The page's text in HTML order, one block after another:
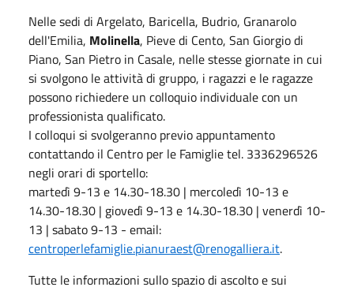
Nelle sedi di Argelato, Baricella, Budrio, Granarolo
dell'Emilia, Molinella, Pieve di Cento, San Giorgio di
Piano, San Pietro in Casale, nelle stesse giornate in cui
si svolgono le attività di gruppo, i ragazzi e le ragazze
possono richiedere un colloquio individuale con un
professionista qualificato.
I colloqui si svolgeranno previo appuntamento
contattando il Centro per le Famiglie tel. 3336296526
negli orari di sportello:
martedì 9-13 e 14.30-18.30 | mercoledì 10-13 e
14.30-18.30 | giovedì 9-13 e 14.30-18.30 | venerdì 10-
13 | sabato 9-13 - email:
centroperlefamiglie.pianuraest@renogalliera.it.
Tutte le informazioni sullo spazio di ascolto e sui